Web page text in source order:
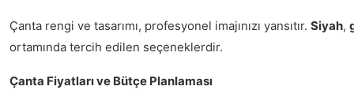
Çanta rengi ve tasarımı, profesyonel imajınızı yansıtır. Siyah,
ortamında tercih edilen seçeneklerdir.
Çanta Fiyatları ve Bütçe Planlaması